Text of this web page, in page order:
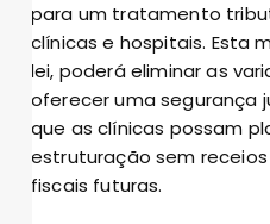
para um tratamento
clínicas e hospitais. Esta
lei, poderá eliminar as
oferecer uma segurança
que as clínicas possam
estruturação sem
fiscais futuras.